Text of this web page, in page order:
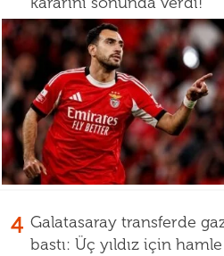
4 Galatasaray transferde
bastı: Üç yıldız için hamle